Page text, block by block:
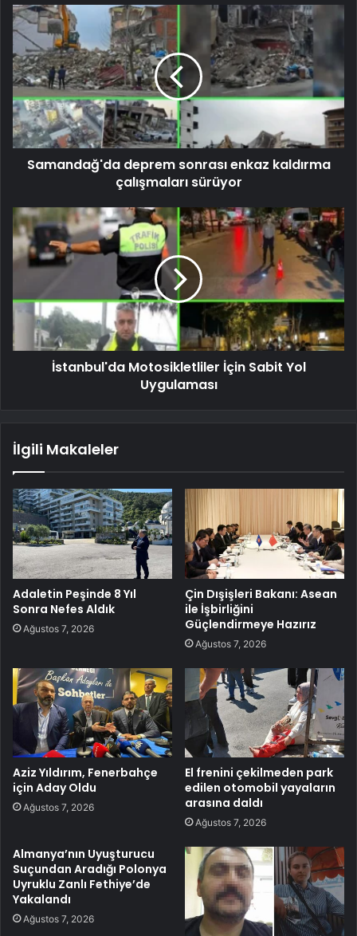
Samandağ'da deprem sonrası enkaz kaldırma
çalışmaları sürüyor
İstanbul'da Motosikletliler İçin Sabit Yol
Uygulaması
İlgili Makaleler
Adaletin Peşinde 8 Yıl
Sonra Nefes Aldık
Ağustos 7, 2026
Çin Dışişleri Bakanı: Asean
ile İşbirliğini
Güçlendirmeye Hazırız
Ağustos 7, 2026
Aziz Yıldırım, Fenerbahçe
için Aday Oldu
Ağustos 7, 2026
El frenini çekilmeden park
edilen otomobil yayaların
arasına daldı
Ağustos 7, 2026
Almanya’nın Uyuşturucu
Suçundan Aradığı Polonya
Uyruklu Zanlı Fethiye’de
Yakalandı
Ağustos 7, 2026